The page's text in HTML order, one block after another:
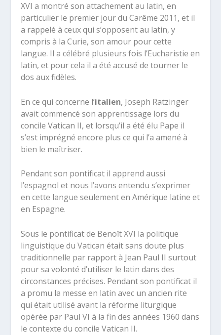
XVI a montré son attachement au latin, en
particulier le premier jour du Carême 2011, et il
a rappelé à ceux qui s’opposent au latin, y
compris à la Curie, son amour pour cette
langue. Il a célébré plusieurs fois l’Eucharistie en
latin, et pour cela il a été accusé de tourner le
dos aux fidèles.
En ce qui concerne l’italien, Joseph Ratzinger
avait commencé son apprentissage lors du
concile Vatican II, et lorsqu’il a été élu Pape il
s’est imprégné encore plus ce qui l’a amené à
bien le maîtriser.
Pendant son pontificat il apprend aussi
l’espagnol et nous l’avons entendu s’exprimer
en cette langue seulement en Amérique latine et
en Espagne.
Sous le pontificat de Benoît XVI la politique
linguistique du Vatican était sans doute plus
traditionnelle par rapport à Jean Paul II surtout
pour sa volonté d’utiliser le latin dans des
circonstances précises. Pendant son pontificat il
a promu la messe en latin avec un ancien rite
qui était utilisé avant la réforme liturgique
opérée par Paul VI à la fin des années 1960 dans
le contexte du concile Vatican II.